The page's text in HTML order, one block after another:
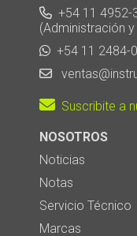
+54 11 4952-
(Administración
+54 11 2484-
Suscribite a
NOSOTROS
Noticias
Notas
Servicio Técnico
Marcas